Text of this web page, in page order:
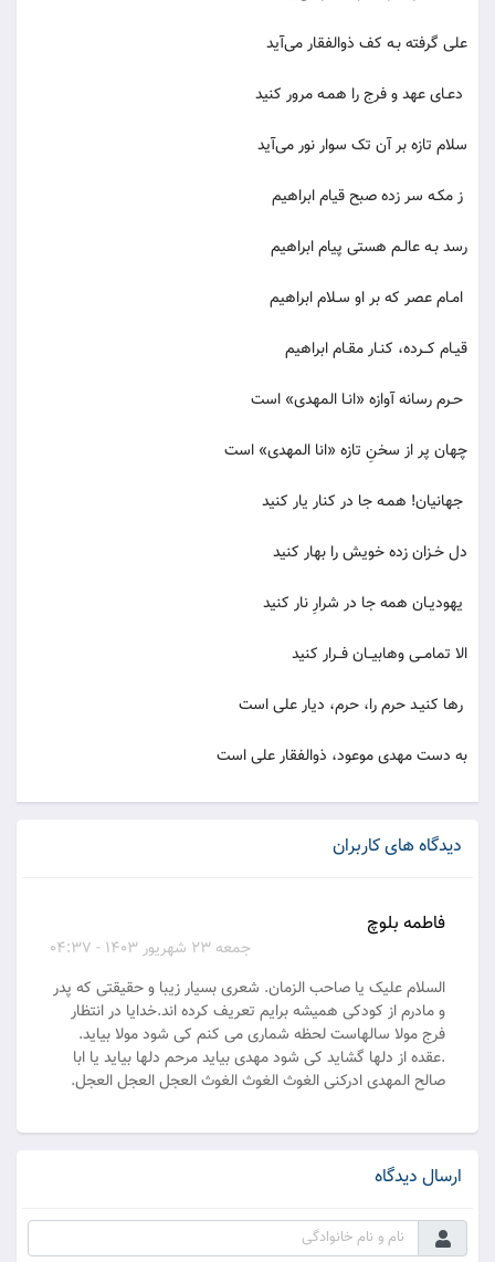
علی گرفته بـه کف ذوالفقار می‌آید
دعـای عهد و فرج را همـه مرور کنید
سلام تازه بر آن تک سوار نور می‌آید
ز مکـه سر زده صبح قیام ابراهیم
رسد بـه عالـم هستی پیام ابراهیم
امـام عصر که بر او سـلام ابراهیم
قیـام کــرده، کنـار مقـام ابراهیم
حـرم رسانه آوازه «انـا المهدی» است
چهان پر از سخنِ تازه «انا المهدی» است
جهانیان! همـه جا در کنار یار کنید
دل خـزان زده خویش را بهار کنید
یهودیـان همه جا در شرارِ نار کنید
الا تمامــی وهابیــان فــرار کنید
رها کنیـد حرم را، حرم، دیار علی است
به دست مهدی موعود، ذوالفقار علی است
دیدگاه های کاربران
فاطمه بلوچ
جمعه 23 شهریور 1403 - 04:37
السلام علیک یا صاحب الزمان. شعری بسیار زیبا و حقیقتی که پدر
و مادرم از کودکی همیشه برایم تعریف کرده اند.خدایا در انتظار
فرج مولا سالهاست لحظه شماری می کنم کی شود مولا بیاید.
.عقده از دلها گشاید کی شود مهدی بیاید مرحم دلها بیاید یا ابا
صالح المهدی ادرکنی الغوث الغوث الغوث العجل العجل العجل.
ارسال دیدگاه